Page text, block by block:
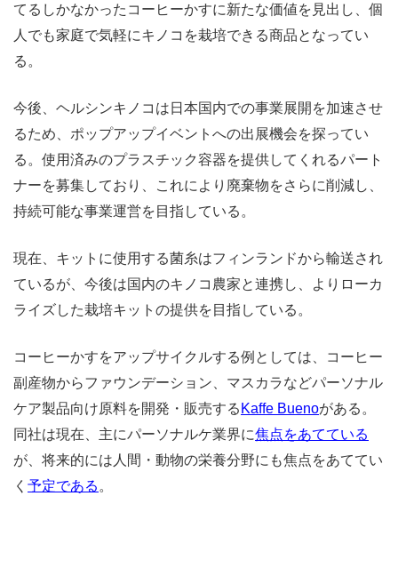
てるしかなかったコーヒーかすに新たな価値を見出し、個
人でも家庭で気軽にキノコを栽培できる商品となってい
る。
今後、ヘルシンキノコは日本国内での事業展開を加速させ
るため、ポップアップイベントへの出展機会を探ってい
る。使用済みのプラスチック容器を提供してくれるパート
ナーを募集しており、これにより廃棄物をさらに削減し、
持続可能な事業運営を目指している。
現在、キットに使用する菌糸はフィンランドから輸送され
ているが、今後は国内のキノコ農家と連携し、よりローカ
ライズした栽培キットの提供を目指している。
コーヒーかすをアップサイクルする例としては、コーヒー
副産物からファウンデーション、マスカラなどパーソナル
ケア製品向け原料を開発・販売する Kaffe Buenoがある。
同社は現在、主にパーソナルケ業界に焦点をあてている
が、将来的には人間・動物の栄養分野にも焦点をあててい
く 予定である 。